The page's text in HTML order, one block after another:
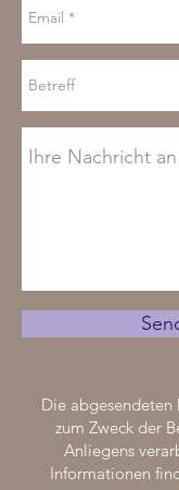
Die abgesendeten
zum Zweck der
Anliegens
Informationen